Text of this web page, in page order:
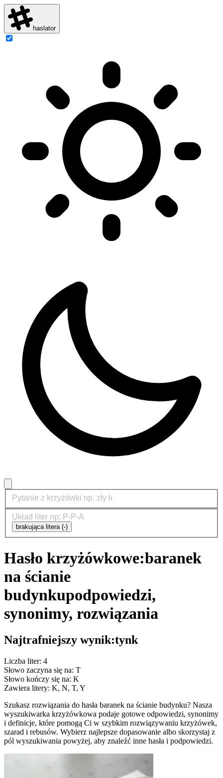
haslator
brakująca litera (-)
Hasło krzyżówkowe:baranek
na ścianie
budynkupodpowiedzi,
synonimy, rozwiązania
Najtrafniejszy wynik:tynk
Liczba liter: 4
Słowo zaczyna się na: T
Słowo kończy się na: K
Zawiera litery: K, N, T, Y
Szukasz rozwiązania do hasła baranek na ścianie budynku? Nasza
wyszukiwarka krzyżówkowa podaje gotowe odpowiedzi, synonimy
i definicje, które pomogą Ci w szybkim rozwiązywaniu krzyżówek,
szarad i rebusów. Wybierz najlepsze dopasowanie albo skorzystaj z
pól wyszukiwania powyżej, aby znaleźć inne hasła i podpowiedzi.